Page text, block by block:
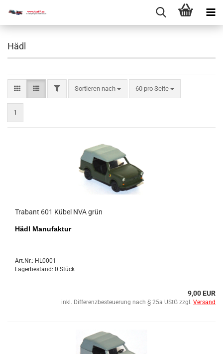
Hädl
Sortieren nach 60 pro Seite
1
Tra­bant 601 Kübel NVA grün
Hädl Ma­nu­fak­tur
Art.Nr.: HL0001
Lagerbestand: 0 Stück
9,00 EUR
inkl. Differenzbesteuerung nach § 25a UStG zzgl. Versand